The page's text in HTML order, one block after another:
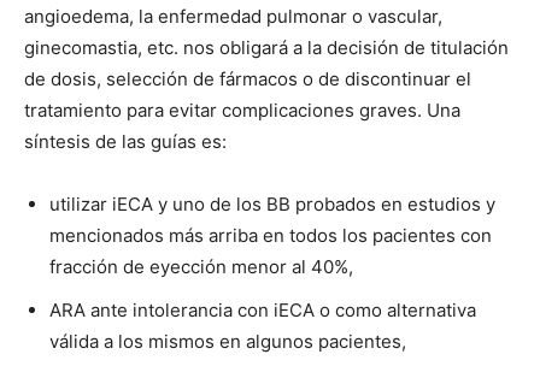
angioedema, la enfermedad pulmonar o vascular,
ginecomastia, etc. nos obligará a la decisión de titulación
de dosis, selección de fármacos o de discontinuar el
tratamiento para evitar complicaciones graves. Una
síntesis de las guías es:
utilizar iECA y uno de los BB probados en estudios y
mencionados más arriba en todos los pacientes con
fracción de eyección menor al 40%,
ARA ante intolerancia con iECA o como alternativa
válida a los mismos en algunos pacientes,